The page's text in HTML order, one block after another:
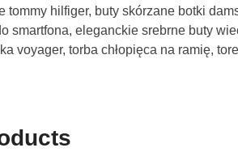
tommy hilfiger, buty skórzane botki
smartfona, eleganckie srebrne buty
voyager, torba chłopięca na ramię,